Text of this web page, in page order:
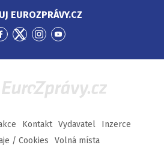
EUROZPRÁVY.CZ
Přejít
Facebook
Přejít
Twitter
Přejít
Instagram
Přejít
YouTube
EuroZprávy.cz
Kontakt Vydavatel
Inzerce
/ Cookies
Volná místa